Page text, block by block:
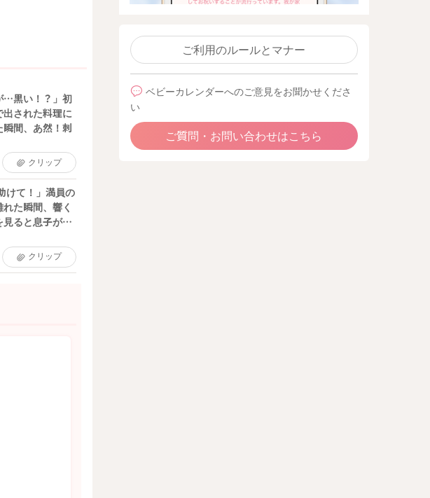
…黒い！？」初
出された料理に
間、あ然！刺
クリップ
けて！」満員の
た瞬間、響く
見ると息子が…
クリップ
ご利用のルールとマナー
ベビーカレンダーへのご意見をお聞かせくださ
い
ご質問・お問い合わせはこちら